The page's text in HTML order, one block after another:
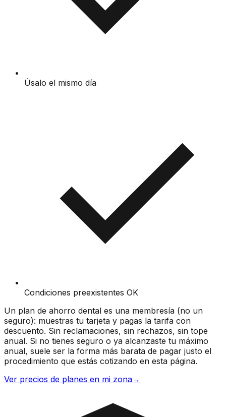
Úsalo el mismo día
Condiciones preexistentes OK
Un plan de ahorro dental es una membresía (no un
seguro): muestras tu tarjeta y pagas la tarifa con
descuento. Sin reclamaciones, sin rechazos, sin tope
anual. Si no tienes seguro o ya alcanzaste tu máximo
anual, suele ser la forma más barata de pagar justo el
procedimiento que estás cotizando en esta página.
Ver precios de planes en mi zona→